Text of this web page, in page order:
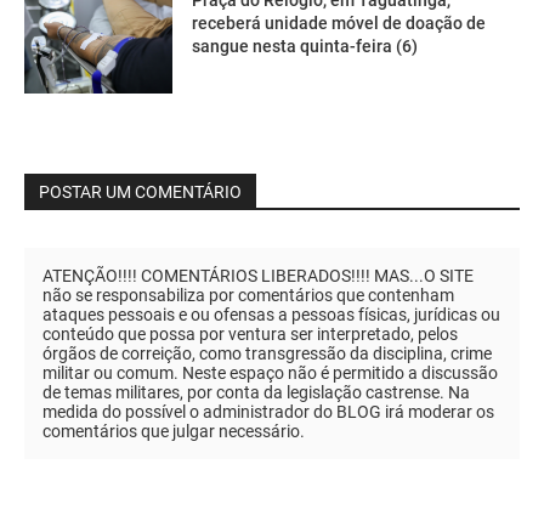
receberá unidade móvel de doação de
sangue nesta quinta-feira (6)
POSTAR UM COMENTÁRIO
ATENÇÃO!!!! COMENTÁRIOS LIBERADOS!!!! MAS...O SITE
não se responsabiliza por comentários que contenham
ataques pessoais e ou ofensas a pessoas físicas, jurídicas ou
conteúdo que possa por ventura ser interpretado, pelos
órgãos de correição, como transgressão da disciplina, crime
militar ou comum. Neste espaço não é permitido a discussão
de temas militares, por conta da legislação castrense. Na
medida do possível o administrador do BLOG irá moderar os
comentários que julgar necessário.